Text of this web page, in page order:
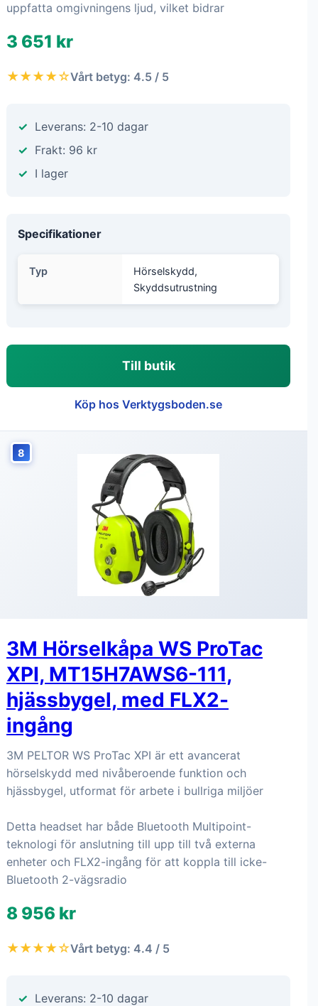
uppfatta omgivningens ljud, vilket bidrar
3 651 kr
★★★★☆Vårt betyg: 4.5 / 5
Leverans: 2-10 dagar
Frakt: 96 kr
I lager
Specifikationer
Typ
Hörselskydd,
Skyddsutrustning
Till butik
Köp hos Verktygsboden.se
8
3M Hörselkåpa WS ProTac
XPI, MT15H7AWS6-111,
hjässbygel, med FLX2-
ingång
3M PELTOR WS ProTac XPI är ett avancerat
hörselskydd med nivåberoende funktion och
hjässbygel, utformat för arbete i bullriga miljöer
Detta headset har både Bluetooth Multipoint-
teknologi för anslutning till upp till två externa
enheter och FLX2-ingång för att koppla till icke-
Bluetooth 2-vägsradio
8 956 kr
★★★★☆Vårt betyg: 4.4 / 5
Leverans: 2-10 dagar